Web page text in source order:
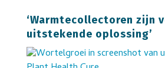
‘Warmtecollectoren zijn
uitstekende oplossing’